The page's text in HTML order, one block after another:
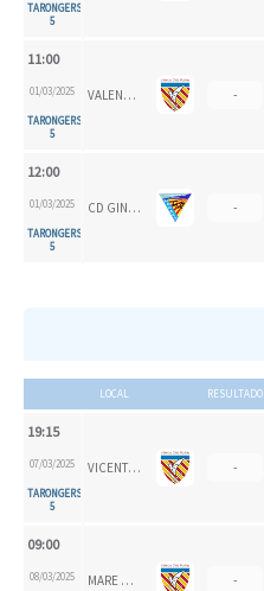
TARONGERS
5
11:00
01/03/2025
TARONGERS
5
VALENCIA CH -
12:00
01/03/2025
TARONGERS
5
CD GINER CORAL -
LOCAL RESULTADO
19:15
07/03/2025
TARONGERS
5
VICENTE GAOS -
09:00
08/03/2025 MARE NOSTRUM -